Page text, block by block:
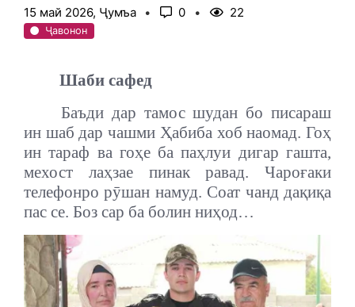
15 май 2026, Ҷумъа 0 22
Ҷавонон
Шаби сафед
Баъди дар тамос шудан бо писараш
ин шаб дар чашми Ҳабиба хоб наомад. Гоҳ
ин тараф ва гоҳе ба паҳлуи дигар гашта,
мехост лаҳзае пинак равад. Чароғаки
телефонро рӯшан намуд. Соат чанд дақиқа
пас се. Боз сар ба болин ниҳод…